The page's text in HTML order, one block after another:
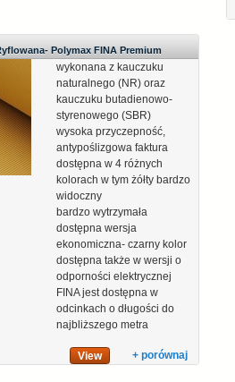
Polymax FINA Premium
wykonana z kauczuku
naturalnego (NR) oraz
kauczuku butadienowo-
styrenowego (SBR)
wysoka przyczepność,
antypoślizgowa faktura
dostępna w 4 różnych
kolorach w tym żółty bardzo
widoczny
bardzo wytrzymała
dostępna wersja
ekonomiczna- czarny kolor
dostępna także w wersji o
odporności elektrycznej
FINA jest dostępna w
odcinkach o długości do
najbliższego metra
View + porównaj